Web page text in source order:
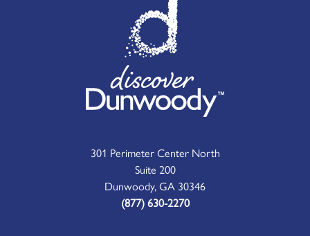
301 Perimeter Center North
Suite 200
Dunwoody, GA 30346
(877) 630-2270